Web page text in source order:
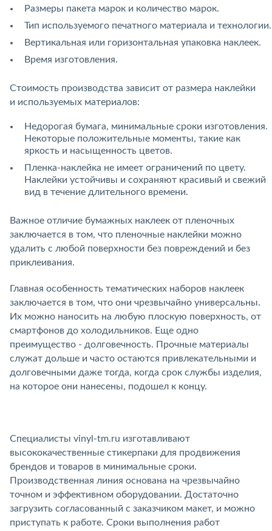
Размеры пакета марок и количество марок.
Тип используемого печатного материала и технологии.
Вертикальная или горизонтальная упаковка наклеек.
Время изготовления.
Стоимость производства зависит от размера наклейки
и используемых материалов:
Недорогая бумага, минимальные сроки изготовления.
Некоторые положительные моменты, такие как
яркость и насыщенность цветов.
Пленка-наклейка не имеет ограничений по цвету.
Наклейки устойчивы и сохраняют красивый и свежий
вид в течение длительного времени.
Важное отличие бумажных наклеек от пленочных
заключается в том, что пленочные наклейки можно
удалить с любой поверхности без повреждений и без
приклеивания.
Главная особенность тематических наборов наклеек
заключается в том, что они чрезвычайно универсальны.
Их можно наносить на любую плоскую поверхность, от
смартфонов до холодильников. Еще одно
преимущество - долговечность. Прочные материалы
служат дольше и часто остаются привлекательными и
долговечными даже тогда, когда срок службы изделия,
на которое они нанесены, подошел к концу.
Специалисты vinyl-tm.ru изготавливают
высококачественные стикерпаки для продвижения
брендов и товаров в минимальные сроки.
Производственная линия основана на чрезвычайно
точном и эффективном оборудовании. Достаточно
загрузить согласованный с заказчиком макет, и можно
приступать к работе. Сроки выполнения работ